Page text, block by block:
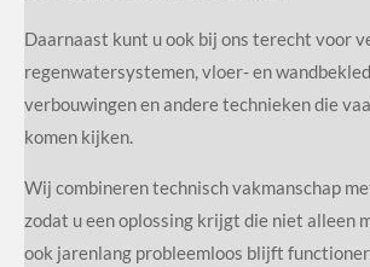
Daarnaast kunt u ook bij ons terecht voor
regenwatersystemen, vloer- en
verbouwingen en andere technieken die
komen kijken.
Wij combineren technisch vakmanschap
zodat u een oplossing krijgt die niet alleen
ook jarenlang probleemloos blijft